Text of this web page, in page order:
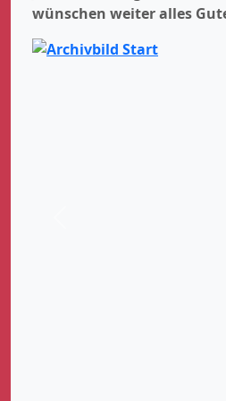
wünschen weiter alles